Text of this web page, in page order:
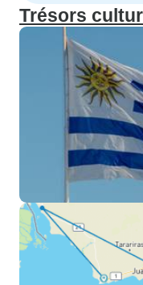
Trésors